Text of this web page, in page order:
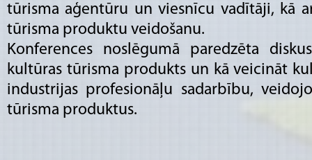
tūrisma aģentūru un viesnīcu vadītāji, kā
tūrisma produktu veidošanu.
Konferences noslēgumā paredzēta
kultūras tūrisma produkts un kā veicināt
industrijas profesionāļu sadarbību,
tūrisma produktus.